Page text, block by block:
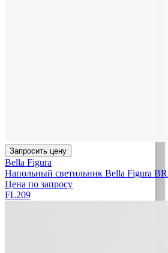
Запросить цену
Bella Figura
Напольный светильник Bella Figura
Цена по запросу
FL209